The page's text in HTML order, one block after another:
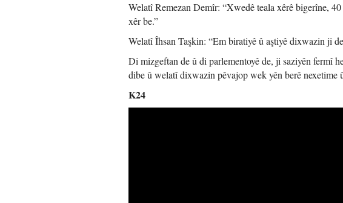
Welatî Remezan Demîr: “Xwedê teala xêrê bigerîne,
xêr be.”
Welatî Îhsan Taşkin: “Em biratiyê û aştiyê dixwazin ji
Di mizgeftan de û di parlementoyê de, ji saziyên fermî
dibe û welatî dixwazin pêvajop wek yên berê nexetime
K24